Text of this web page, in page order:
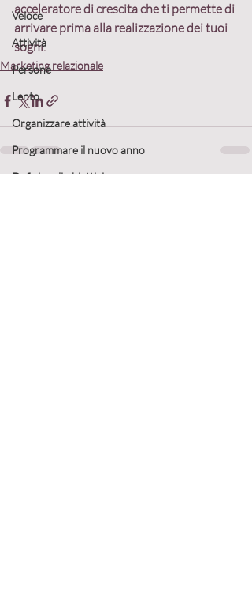
Veloce
Attività
Persone
Lento
Organizzare attività
Programmare il nuovo anno
Definire gli obiettivi
acceleratore di crescita che ti permette di
arrivare prima alla realizzazione dei tuoi
sogni.
Marketing relazionale